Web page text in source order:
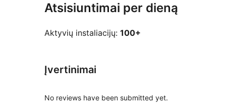
Atsisiuntimai per dieną
Aktyvių instaliacijų: 100+
Įvertinimai
No reviews have been submitted yet.